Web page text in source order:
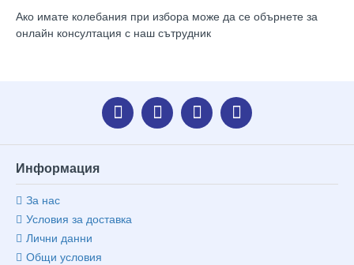
Ако имате колебания при избора може да се обърнете за
онлайн консултация с наш сътрудник
Информация
За нас
Условия за доставка
Лични данни
Общи условия